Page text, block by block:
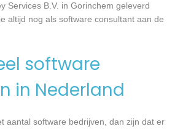
Services B.V. in Gorinchem geleverd
altijd nog als software consultant aan de
software
in Nederland
aantal software bedrijven, dan zijn dat er